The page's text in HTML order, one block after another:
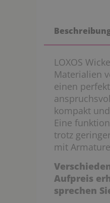
LOXOS
Materialien
einen
kompakt
Eine
trotz
mit
Aufpreis
sprechen